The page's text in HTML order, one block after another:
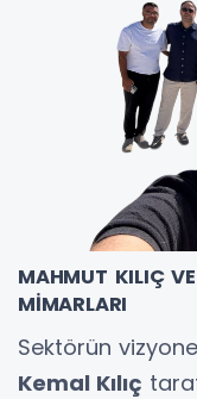
MAHMUT KILIÇ
MİMARLARI
Sektörün
Kemal Kılıç